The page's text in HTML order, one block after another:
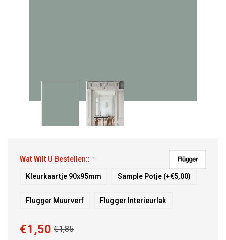
Wat Wilt U Bestellen:: *
Kleurkaartje 90x95mm Sample Potje (+€5,00)
Flugger Muurverf Flugger Interieurlak
€1,85
€1,50